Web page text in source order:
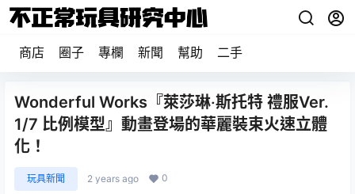
商店 圈子 專欄 新聞 幫助 二手
Wonderful Works『萊莎琳‧斯托特 禮服Ver.
1/7 比例模型』動畫登場的華麗裝束火速立體
化！
玩具新聞 2 years ago 0